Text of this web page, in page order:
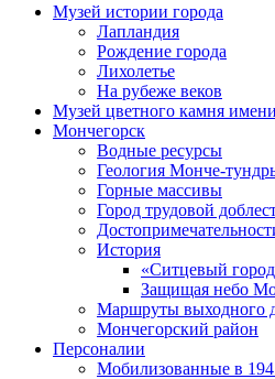
Музей истории города
Лапландия
Рождение города
Лихолетье
На рубеже веков
Музей цветного камня
Мончегорск
Водные ресурсы
Геология Монче-
Горные массивы
Город трудовой
История
«Ситцевый
Защищая небо
Маршруты выходного
Мончегорский район
Персоналии
Мобилизованные в